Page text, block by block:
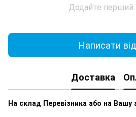
Додайте перший
Написати
Доставка
На склад Перевізника або на Вашу